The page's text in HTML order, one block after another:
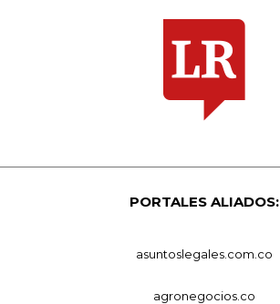
PORTALES ALIADOS:
asuntoslegales.com.co
agronegocios.co